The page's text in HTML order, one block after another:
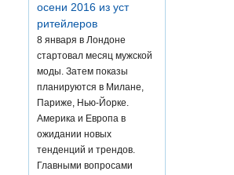
осени 2016 из уст
ритейлеров
8 января в Лондоне
стартовал месяц мужской
моды. Затем показы
планируются в Милане,
Париже, Нью-Йорке.
Америка и Европа в
ожидании новых
тенденций и трендов.
Главными вопросами